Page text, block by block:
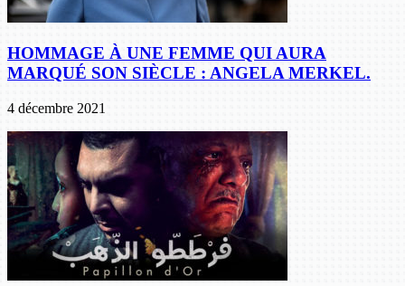
HOMMAGE À UNE FEMME QUI AURA
MARQUÉ SON SIÈCLE : ANGELA MERKEL.
4 décembre 2021